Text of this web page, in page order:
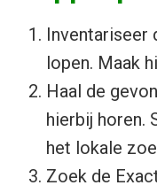
Inventariseer
lopen. Maak
Haal de
hierbij horen.
het lokale
Zoek de